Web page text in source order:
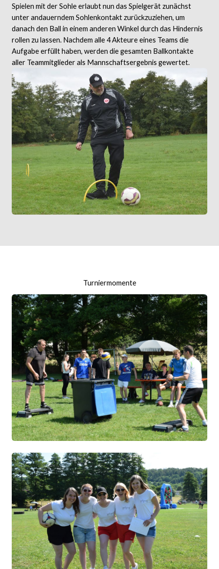
Spielen mit der Sohle erlaubt nun das Spielgerät zunächst
unter andauerndem Sohlenkontakt zurückzuziehen, um
danach den Ball in einem anderen Winkel durch das Hindernis
rollen zu lassen. Nachdem alle 4 Akteure eines Teams die
Aufgabe erfüllt haben, werden die gesamten Ballkontakte
aller Teammitglieder als Mannschaftsergebnis gewertet.
Turniermomente